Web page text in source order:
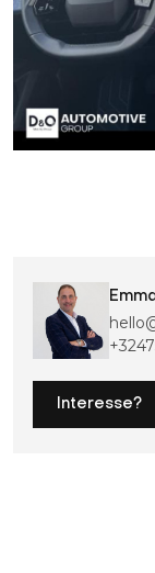
Interesse?